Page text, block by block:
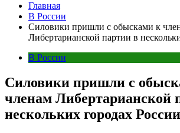
Главная
В России
Силовики пришли с обысками к
Либертарианской партии в
В России
Силовики пришли с
членам Либертарианской
нескольких городах России